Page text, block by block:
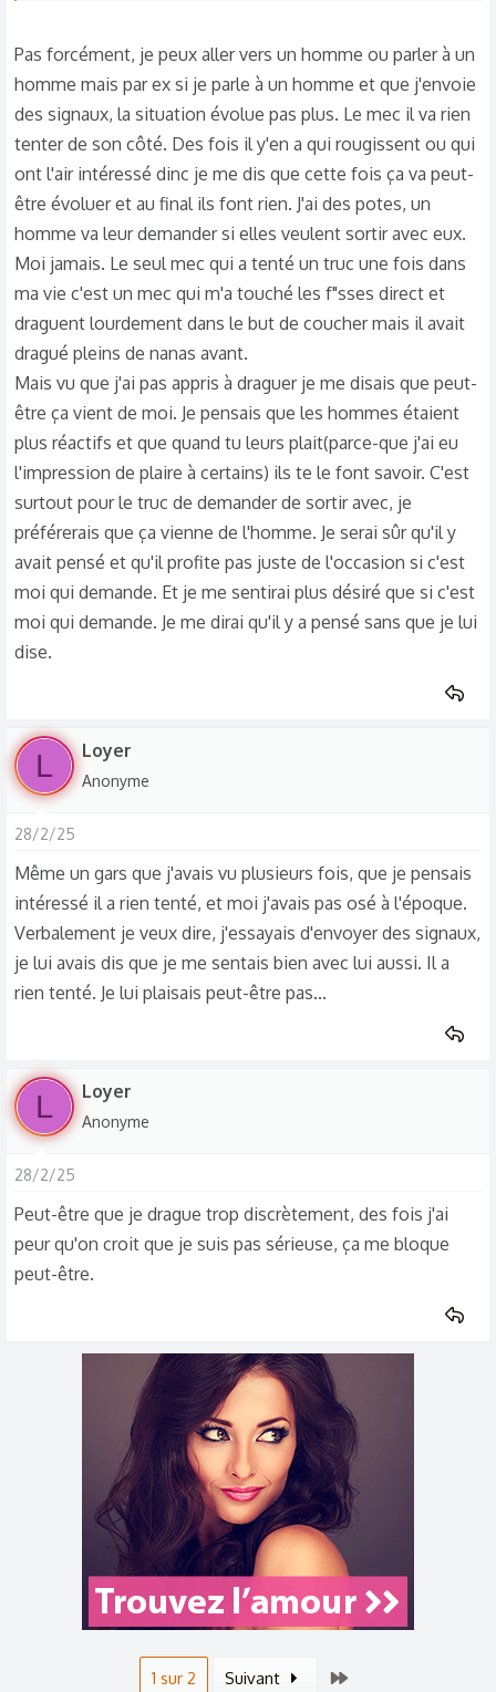
Pas forcément, je peux aller vers un homme ou parler à un
homme mais par ex si je parle à un homme et que j'envoie
des signaux, la situation évolue pas plus. Le mec il va rien
tenter de son côté. Des fois il y'en a qui rougissent ou qui
ont l'air intéressé dinc je me dis que cette fois ça va peut-
être évoluer et au final ils font rien. J'ai des potes, un
homme va leur demander si elles veulent sortir avec eux.
Moi jamais. Le seul mec qui a tenté un truc une fois dans
ma vie c'est un mec qui m'a touché les f"sses direct et
draguent lourdement dans le but de coucher mais il avait
dragué pleins de nanas avant.
Mais vu que j'ai pas appris à draguer je me disais que peut-
être ça vient de moi. Je pensais que les hommes étaient
plus réactifs et que quand tu leurs plait(parce-que j'ai eu
l'impression de plaire à certains) ils te le font savoir. C'est
surtout pour le truc de demander de sortir avec, je
préférerais que ça vienne de l'homme. Je serai sûr qu'il y
avait pensé et qu'il profite pas juste de l'occasion si c'est
moi qui demande. Et je me sentirai plus désiré que si c'est
moi qui demande. Je me dirai qu'il y a pensé sans que je lui
dise.
L Loyer
Anonyme
28/2/25
Même un gars que j'avais vu plusieurs fois, que je pensais
intéressé il a rien tenté, et moi j'avais pas osé à l'époque.
Verbalement je veux dire, j'essayais d'envoyer des signaux,
je lui avais dis que je me sentais bien avec lui aussi. Il a
rien tenté. Je lui plaisais peut-être pas...
L Loyer
Anonyme
28/2/25
Peut-être que je drague trop discrètement, des fois j'ai
peur qu'on croit que je suis pas sérieuse, ça me bloque
peut-être.
1 sur 2 Suivant